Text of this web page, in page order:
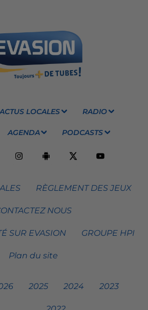
ACTUS LOCALES RADIO
AGENDA PODCASTS
RÈGLEMENT DES JEUX
NOUS
SUR EVASION GROUPE HPI
Plan du site
2025 2024 2023